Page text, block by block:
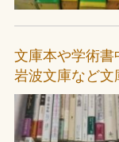
文庫本や学術
岩波文庫など